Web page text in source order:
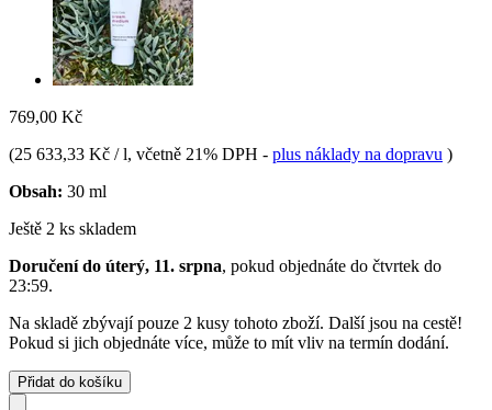
769,00 Kč
(25 633,33 Kč / l, včetně 21% DPH - plus náklady na dopravu )
Obsah: 30 ml
Ještě 2 ks skladem
Doručení do úterý, 11. srpna, pokud objednáte do čtvrtek do
23:59.
Na skladě zbývají pouze 2 kusy tohoto zboží. Další jsou na cestě!
Pokud si jich objednáte více, může to mít vliv na termín dodání.
Přidat do košíku